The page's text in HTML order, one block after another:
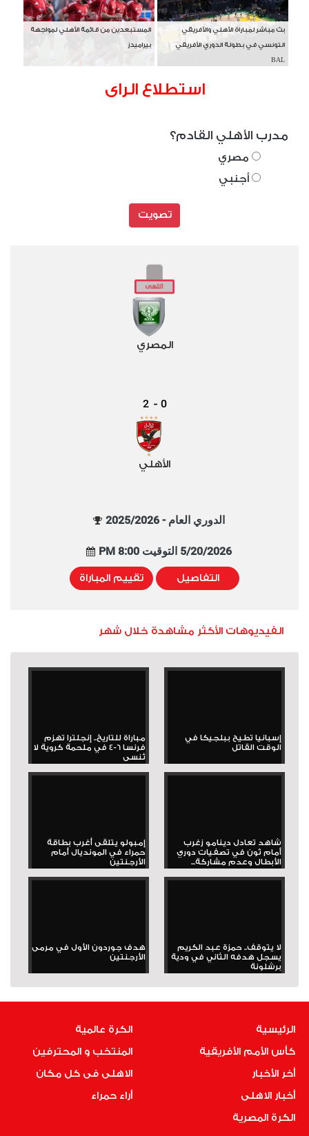
بث مباشر لمباراة الأهلي والأفريقي
التونسي في بطولة الدوري الأفريقي
BAL
المستبعدين من قائمة الأهلي لمواجهة
بيراميدز
استطلاع الراى
مدرب الأهلي القادم؟
مصري
أجنبي
تصويت
المصري
0
-
2
الأهلي
الدوري العام - 2025/2026
5/20/2026 التوقيت 8:00 PM
التفاصيل تقييم المباراة
الفيديوهات الأكثر مشاهدة خلال شهر
إسبانيا تطيح ببلجيكا في
الوقت القاتل
مباراة للتاريخ.. إنجلترا تهزم
فرنسا 6-4 في ملحمة كروية لا
تُنسى
شاهد تعادل دينامو زغرب
أمام ثون في تصفيات دوري
الأبطال وعدم مشاركة...
إمبولو يتلقى أغرب بطاقة
حمراء في المونديال أمام
الأرجنتين
لا يتوقف.. حمزة عبد الكريم
يسجل هدفه الثاني في ودية
برشلونة
هدف جوردون الأول في مرمى
الأرجنتين
الرئيسية
كأس الأمم الأفريقية
أخر الأخبار
أخبار الاهلى
الكرة المصرية
الكرة عالمية
المنتخب و المحترفين
الاهلى فى كل مكان
أراء حمراء